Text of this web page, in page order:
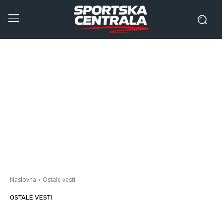
Naslovna Ostale vesti
OSTALE VESTI